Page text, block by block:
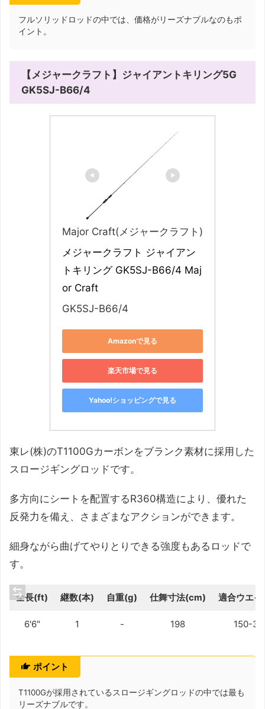
フルソリッドロッドの中では、価格がリーズナブルなのもポ
イント。
【メジャークラフト】ジャイアントキリング5G
GK5SJ-B66/4
Major Craft(メジャークラフト)
メジャークラフト ジャイアン
トキリング GK5SJ-B66/4 Maj
or Craft
GK5SJ-B66/4
Amazonで見る
楽天市場で見る
Yahoo!ショッピングで見る
東レ(株)のT1100Gカーボンをブランク素材に採用した
スロージギングロッドです。
多方向にシートを配置するR360構造により、優れた
反発力を備え、さまざまなアクションができます。
細身ながら曲げてやりとりできる強度もあるロッドで
す。
全長(ft) 継数(本) 自重(g) 仕舞寸法(cm) 適合ウエ
6'6" 1 - 198 150-
ポイント
T1100Gが採用されているスロージギングロッドの中では最も
リーズナブルです。